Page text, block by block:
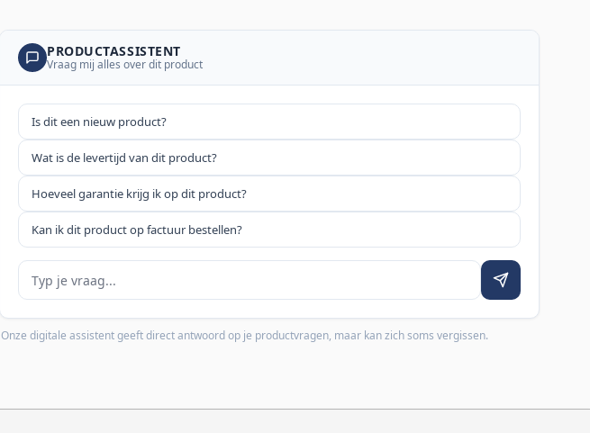
PRODUCTASSISTENT
Vraag mij alles over dit product
Is dit een nieuw product?
Wat is de levertijd van dit product?
Hoeveel garantie krijg ik op dit product?
Kan ik dit product op factuur bestellen?
Je vraag
Onze digitale assistent geeft direct antwoord op je productvragen, maar kan zich soms vergissen.